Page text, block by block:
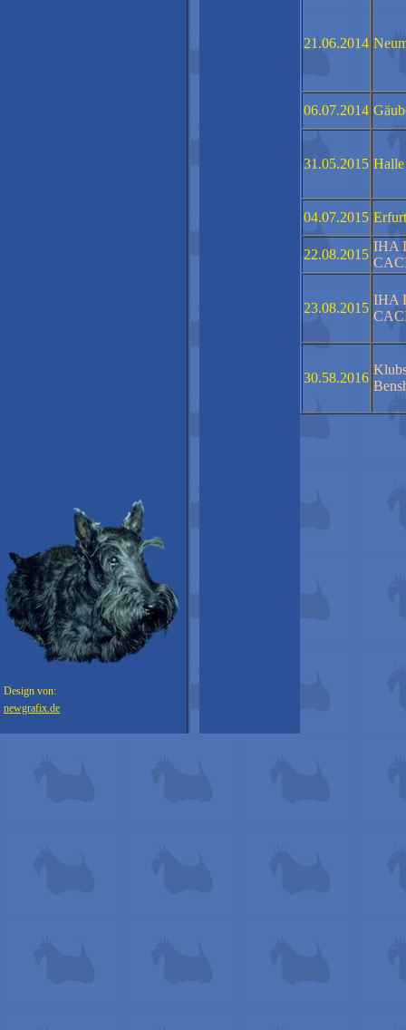
21.06.2014
06.07.2014
31.05.2015 Halle
04.07.2015 Erfurt
22.08.2015
IHA
23.08.2015
IHA
30.58.2016
Design von:
newgrafix.de